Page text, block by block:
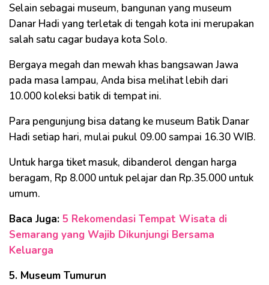
Selain sebagai museum, bangunan yang museum
Danar Hadi yang terletak di tengah kota ini merupakan
salah satu cagar budaya kota Solo.
Bergaya megah dan mewah khas bangsawan Jawa
pada masa lampau, Anda bisa melihat lebih dari
10.000 koleksi batik di tempat ini.
Para pengunjung bisa datang ke museum Batik Danar
Hadi setiap hari, mulai pukul 09.00 sampai 16.30 WIB.
Untuk harga tiket masuk, dibanderol dengan harga
beragam, Rp 8.000 untuk pelajar dan Rp.35.000 untuk
umum.
Baca Juga: 5 Rekomendasi Tempat Wisata di
Semarang yang Wajib Dikunjungi Bersama
Keluarga
5. Museum Tumurun